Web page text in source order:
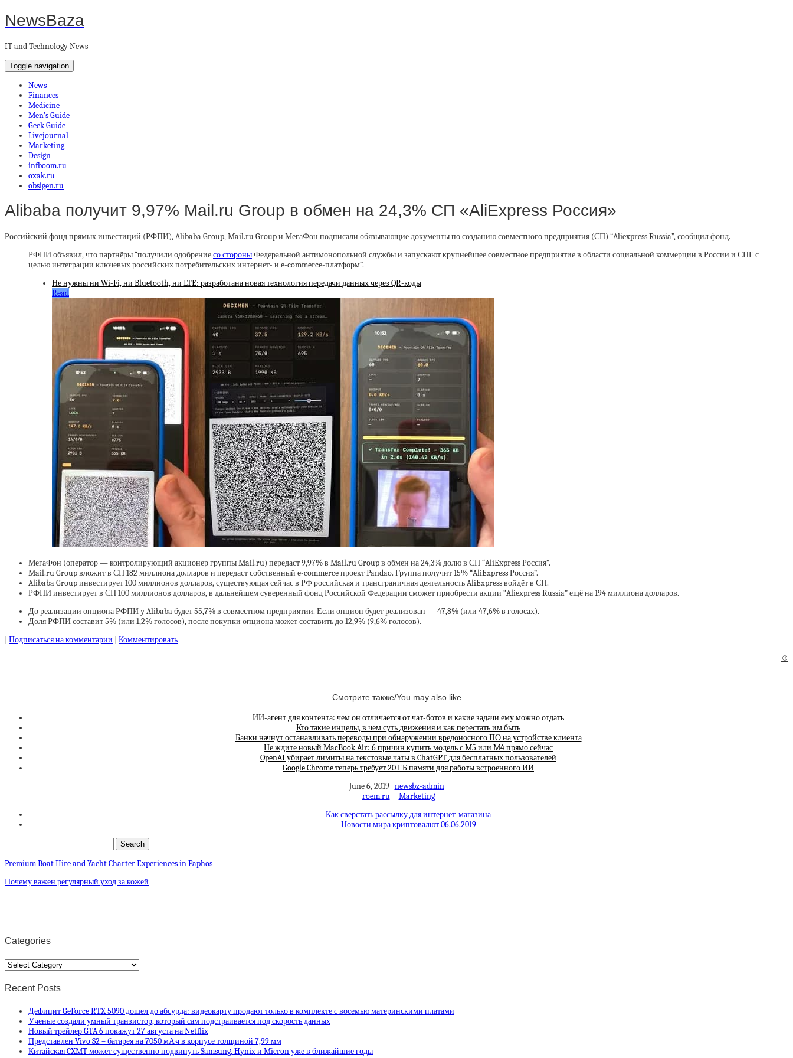
NewsBaza
IT and Technology News
Toggle navigation
News
Finances
Medicine
Men’s Guide
Geek Guide
Livejournal
Marketing
Design
infboom.ru
oxak.ru
obsigen.ru
Alibaba получит 9,97% Mail.ru Group в обмен на 24,3% СП «AliExpress Россия»
Российский фонд прямых инвестиций (РФПИ), Alibaba Group, Mail.ru Group и МегаФон подписали обязывающие документы по созданию совместного предприятия (СП) “Aliexpress Russia”, сообщил фонд.
РФПИ объявил, что партнёры “получили одобрениесо стороныФедеральной антимонопольной службы и запускают крупнейшее совместное предприятие в области социальной коммерции в России и СНГ с
целью интеграции ключевых российских потребительских интернет- и e-commerce-платформ”.
Не нужны ни Wi-Fi, ни Bluetooth, ни LTE: разработана новая технология передачи данных через QR-коды
Read
МегаФон (оператор — контролирующий акционер группы Mail.ru) передаст 9,97% в Mail.ru Group в обмен на 24,3% долю в СП “AliExpress Россия”.
Mail.ru Group вложит в СП 182 миллиона долларов и передаст собственный e-commerce проект Pandao. Группа получит 15% “AliExpress Россия”.
Alibaba Group инвестирует 100 миллионов долларов, существующая сейчас в РФ российская и трансграничная деятельность AliExpress войдёт в СП.
РФПИ инвестирует в СП 100 миллионов долларов, в дальнейшем суверенный фонд Российской Федерации сможет приобрести акции “Aliexpress Russia” ещё на 194 миллиона долларов.
До реализации опциона РФПИ у Alibaba будет 55,7% в совместном предприятии. Если опцион будет реализован — 47,8% (или 47,6% в голосах).
Доля РФПИ составит 5% (или 1,2% голосов), после покупки опциона может составить до 12,9% (9,6% голосов).
Подписаться на комментарии
Комментировать
©
Смотрите также/You may also like
ИИ-агент для контента: чем он отличается от чат-ботов и какие задачи ему можно отдать
Кто такие инцелы, в чем суть движения и как перестать им быть
Банки начнут останавливать переводы при обнаружении вредоносного ПО на устройстве клиента
Не ждите новый MacBook Air: 6 причин купить модель с M5 или M4 прямо сейчас
OpenAI убирает лимиты на текстовые чаты в ChatGPT для бесплатных пользователей
Google Chrome теперь требует 20 ГБ памяти для работы встроенного ИИ
June 6, 2019 newsbz-admin
roem.ru
Marketing
Как сверстать рассылку для интернет-магазина
Новости мира криптовалют 06.06.2019
Premium Boat Hire and Yacht Charter Experiences in Paphos
Почему важен регулярный уход за кожей
Categories
Categories
Recent Posts
Дефицит GeForce RTX 5090 дошел до абсурда: видеокарту продают только в комплекте с восемью материнскими платами
Ученые создали умный транзистор, который сам подстраивается под скорость данных
Новый трейлер GTA 6 покажут 27 августа на Netflix
Представлен Vivo S2 – батарея на 7050 мА·ч в корпусе толщиной 7,99 мм
Китайская CXMT может существенно подвинуть Samsung, Hynix и Micron уже в ближайшие годы